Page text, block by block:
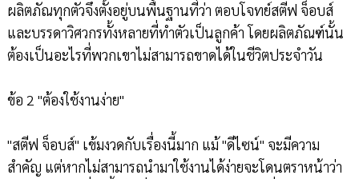
ผลิตภัณทุกตัวจึงตั้งอยู่บนพื้นฐานที่ว่า ตอบโจทย์สตีฟ จ็อบส์
และบรรดาวิศวกรทั้งหลายที่ทำตัวเป็นลูกค้า โดยผลิตภัณฑ์นั้น
ต้องเป็นอะไรที่พวกเขาไม่สามารถขาดได้ในชีวิตประจำวัน
ข้อ 2 "ต้องใช้งานง่าย"
"สตีฟ จ็อบส์" เข้มงวดกับเรื่องนี้มาก แม้ "ดีไซน์" จะมีความ
สำคัญ แต่หากไม่สามารถนำมาใช้งานได้ง่ายจะโดนตราหน้าว่า